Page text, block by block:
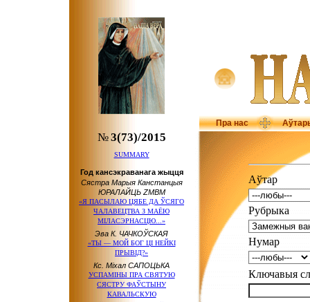
Пра нас
№3(73)/2015
SUMMARY
Год кансэкраванага жыцця
Сястра Марыя Канстанцыя
ЮРАЛАЙЦЬ ZMBM
«Я ПАСЫЛАЮ ЦЯБЕ ДА ЎСЯГО
ЧАЛАВЕЦТВА З МАЁЮ
МІЛАСЭРНАСЦЮ...»
Эва К. ЧАЧКОЎСКАЯ
«ТЫ — МОЙ БОГ ЦІ НЕЙКІ
ПРЫВІД?»
Кс. Міхал САПОЦЬКА
УСПАМІНЫ ПРА СВЯТУЮ
СЯСТРУ ФАЎСТЫНУ
КАВАЛЬСКУЮ
Аўтар
Рубрыка
Нумар
Ключавыя